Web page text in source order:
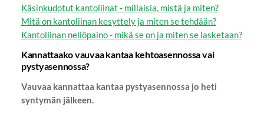
Käsinkudotut kantoliinat - millaisia, mistä ja miten?
Mitä on kantoliinan kesyttely ja miten se tehdään?
Kantoliinan neliöpaino - mikä se on ja miten se lasketaan?
Kannattaako vauvaa kantaa kehtoasennossa vai
pystyasennossa?
Vauvaa kannattaa kantaa pystyasennossa jo heti
syntymän jälkeen.